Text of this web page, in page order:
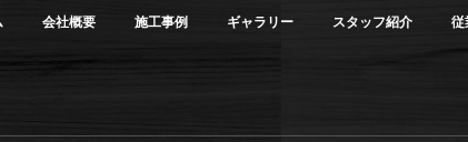
会社概要 施工事例 ギャラリー スタッフ紹介 従